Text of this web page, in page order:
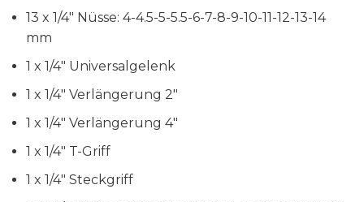
13 x 1/4″ Nüsse: 4-4.5-5-5.5-6-7-8-9-10-11-12-13-14
mm
1 x 1/4″ Universalgelenk
1 x 1/4″ Verlängerung 2″
1 x 1/4″ Verlängerung 4″
1 x 1/4″ T-Griff
1 x 1/4″ Steckgriff